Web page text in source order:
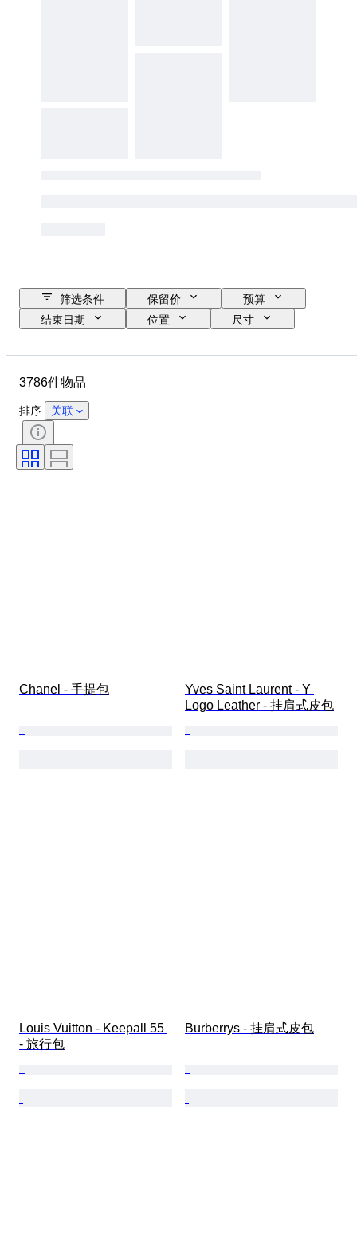
筛选条件 保留价
预算
结束日期
位置
尺寸
状态
带配件
物品尺寸
3786件物品
排序 关联
Chanel - 手提包
Yves Saint Laurent - Y
Logo Leather - 挂肩式皮包
Louis Vuitton - Keepall 55
- 旅行包
Burberrys - 挂肩式皮包